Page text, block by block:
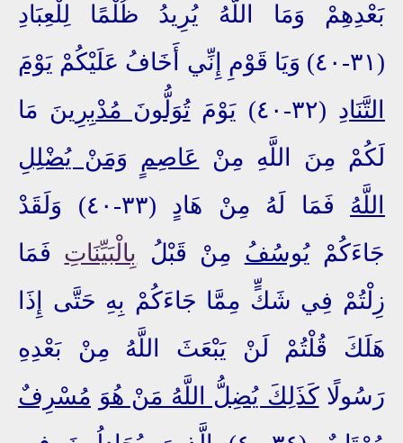
بَعْدِهِمْ وَمَا اللَّهُ يُرِيدُ ظُلْمًا لِلْعِبَادِ
(٣١-٤٠) وَيَا قَوْمِ إِنِّي أَخَافُ عَلَيْكُمْ
يَوْمَ
التَّنَادِ (٣٢-٤٠) يَوْمَ تُوَلُّونَ مُدْبِرِينَ مَا
لَكُمْ مِنَ اللَّهِ مِنْ عَاصِمٍ وَمَنْ يُضْلِلِ
اللَّهُ
فَمَا لَهُ مِنْ هَادٍ (٣٣-٤٠) وَلَقَدْ
جَاءَكُمْيُوسُفُ مِنْ قَبْلُ بِالْبَيِّنَاتِ فَمَا
زِلْتُمْ فِي شَكٍّ مِمَّا جَاءَكُمْ بِهِ حَتَّى إِذَا
هَلَكَ قُلْتُمْ لَنْ يَبْعَثَ اللَّهُ مِنْ بَعْدِهِ
رَسُولًاكَذَلِكَ يُضِلُّ اللَّهُ مَنْ هُوَ مُسْرِفٌ